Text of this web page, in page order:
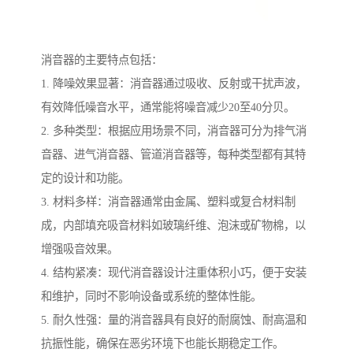
消音器的主要特点包括：
1. 降噪效果显著：消音器通过吸收、反射或干扰声波，
有效降低噪音水平，通常能将噪音减少20至40分贝。
2. 多种类型：根据应用场景不同，消音器可分为排气消
音器、进气消音器、管道消音器等，每种类型都有其特
定的设计和功能。
3. 材料多样：消音器通常由金属、塑料或复合材料制
成，内部填充吸音材料如玻璃纤维、泡沫或矿物棉，以
增强吸音效果。
4. 结构紧凑：现代消音器设计注重体积小巧，便于安装
和维护，同时不影响设备或系统的整体性能。
5. 耐久性强：量的消音器具有良好的耐腐蚀、耐高温和
抗振性能，确保在恶劣环境下也能长期稳定工作。